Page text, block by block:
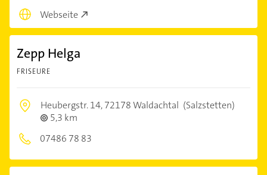
Webseite
Zepp Helga
FRISEURE
Heubergstr. 14,72178 Waldachtal (Salzstetten)
5,3 km
07486 78 83